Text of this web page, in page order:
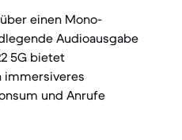
einen Mono-
Audioausgabe
5G bietet
immersiveres
und Anrufe